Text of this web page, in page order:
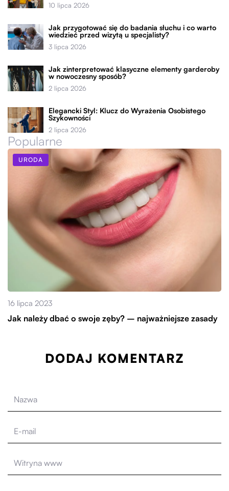
10 lipca 2026
Jak przygotować się do badania słuchu i co warto
wiedzieć przed wizytą u specjalisty?
3 lipca 2026
Jak zinterpretować klasyczne elementy garderoby
w nowoczesny sposób?
2 lipca 2026
Elegancki Styl: Klucz do Wyrażenia Osobistego
Szykowności
2 lipca 2026
Popularne
URODA
16 lipca 2023
Jak należy dbać o swoje zęby? – najważniejsze zasady
DODAJ KOMENTARZ